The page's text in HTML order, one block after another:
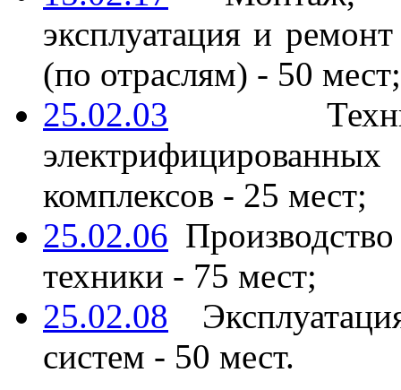
эксплуатация и
(по отраслям) - 50 мест;
25.02.03
комплексов - 25 мест;
25.02.06
техники - 75 мест;
25.02.08
систем - 50 мест.